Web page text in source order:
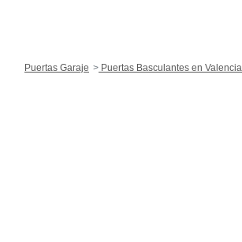
Puertas Garaje Puertas Basculantes en Valencia